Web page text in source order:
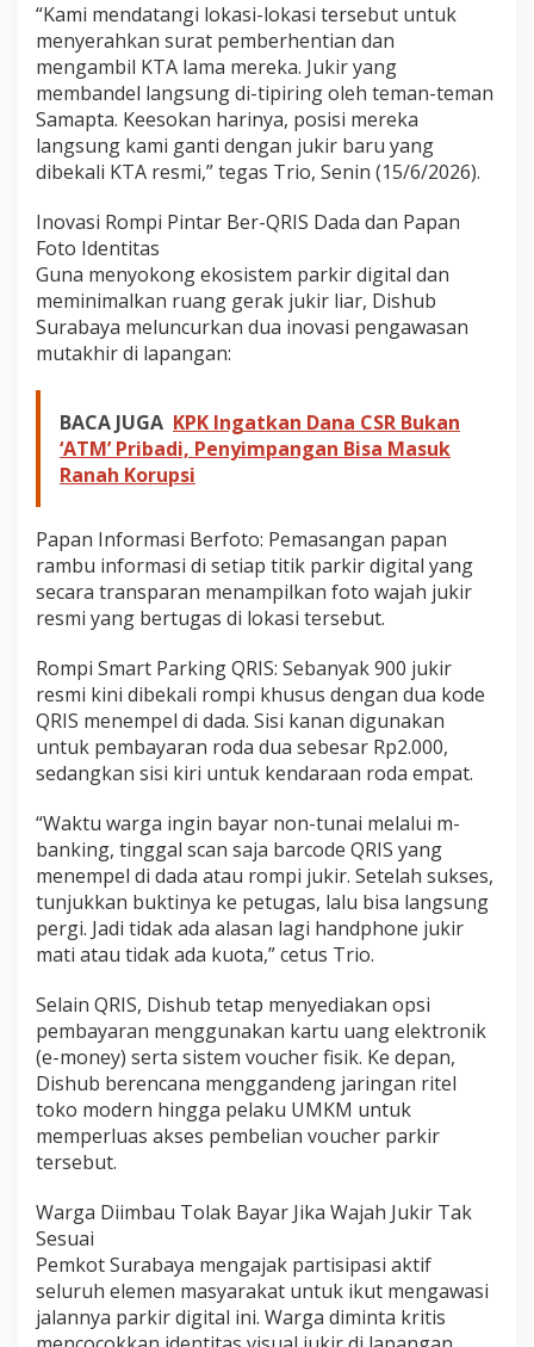
“Kami mendatangi lokasi-lokasi tersebut untuk
menyerahkan surat pemberhentian dan
mengambil KTA lama mereka. Jukir yang
membandel langsung di-tipiring oleh teman-teman
Samapta. Keesokan harinya, posisi mereka
langsung kami ganti dengan jukir baru yang
dibekali KTA resmi,” tegas Trio, Senin (15/6/2026).
Inovasi Rompi Pintar Ber-QRIS Dada dan Papan
Foto Identitas
Guna menyokong ekosistem parkir digital dan
meminimalkan ruang gerak jukir liar, Dishub
Surabaya meluncurkan dua inovasi pengawasan
mutakhir di lapangan:
BACA JUGA KPK Ingatkan Dana CSR Bukan
‘ATM’ Pribadi, Penyimpangan Bisa Masuk
Ranah Korupsi
Papan Informasi Berfoto: Pemasangan papan
rambu informasi di setiap titik parkir digital yang
secara transparan menampilkan foto wajah jukir
resmi yang bertugas di lokasi tersebut.
Rompi Smart Parking QRIS: Sebanyak 900 jukir
resmi kini dibekali rompi khusus dengan dua kode
QRIS menempel di dada. Sisi kanan digunakan
untuk pembayaran roda dua sebesar Rp2.000,
sedangkan sisi kiri untuk kendaraan roda empat.
“Waktu warga ingin bayar non-tunai melalui m-
banking, tinggal scan saja barcode QRIS yang
menempel di dada atau rompi jukir. Setelah sukses,
tunjukkan buktinya ke petugas, lalu bisa langsung
pergi. Jadi tidak ada alasan lagi handphone jukir
mati atau tidak ada kuota,” cetus Trio.
Selain QRIS, Dishub tetap menyediakan opsi
pembayaran menggunakan kartu uang elektronik
(e-money) serta sistem voucher fisik. Ke depan,
Dishub berencana menggandeng jaringan ritel
toko modern hingga pelaku UMKM untuk
memperluas akses pembelian voucher parkir
tersebut.
Warga Diimbau Tolak Bayar Jika Wajah Jukir Tak
Sesuai
Pemkot Surabaya mengajak partisipasi aktif
seluruh elemen masyarakat untuk ikut mengawasi
jalannya parkir digital ini. Warga diminta kritis